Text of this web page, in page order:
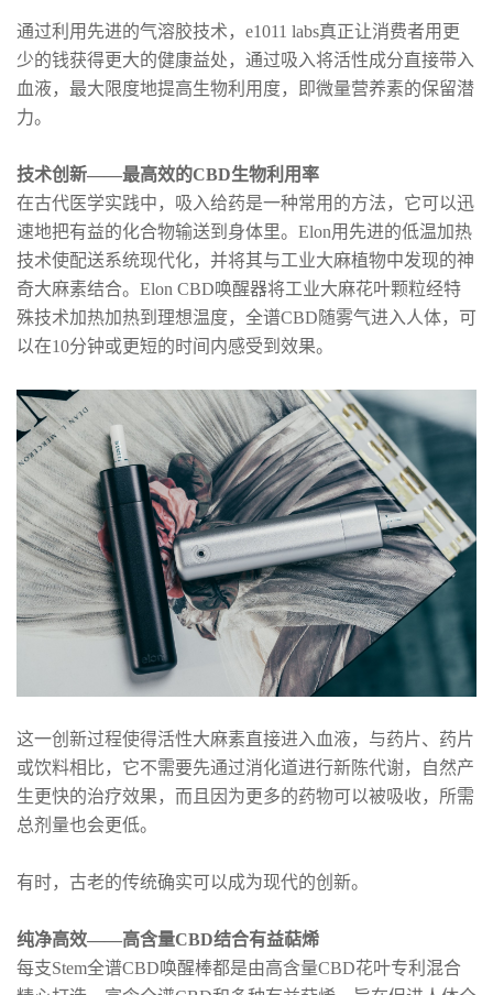
通过利用先进的气溶胶技术，e1011 labs真正让消费者用更
少的钱获得更大的健康益处，通过吸入将活性成分直接带入
血液，最大限度地提高生物利用度，即微量营养素的保留潜
力。
技术创新——最高效的CBD生物利用率
在古代医学实践中，吸入给药是一种常用的方法，它可以迅
速地把有益的化合物输送到身体里。Elon用先进的低温加热
技术使配送系统现代化，并将其与工业大麻植物中发现的神
奇大麻素结合。Elon CBD唤醒器将工业大麻花叶颗粒经特
殊技术加热加热到理想温度，全谱CBD随雾气进入人体，可
以在10分钟或更短的时间内感受到效果。
这一创新过程使得活性大麻素直接进入血液，与药片、药片
或饮料相比，它不需要先通过消化道进行新陈代谢，自然产
生更快的治疗效果，而且因为更多的药物可以被吸收，所需
总剂量也会更低。
有时，古老的传统确实可以成为现代的创新。
纯净高效——高含量CBD结合有益萜烯
每支Stem全谱CBD唤醒棒都是由高含量CBD花叶专利混合